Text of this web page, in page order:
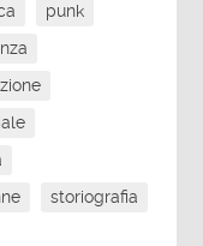
punk
storiografia